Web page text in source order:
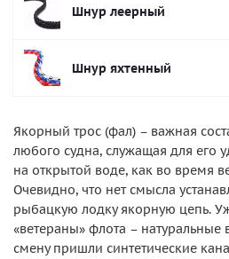
Шнур леерный
Шнур яхтенный
Якорный трос (фал) – важная
любого судна, служащая для его
на открытой воде, как во время
Очевидно, что нет смысла
рыбацкую лодку якорную цепь.
«ветераны» флота – натуральные
смену пришли синтетические